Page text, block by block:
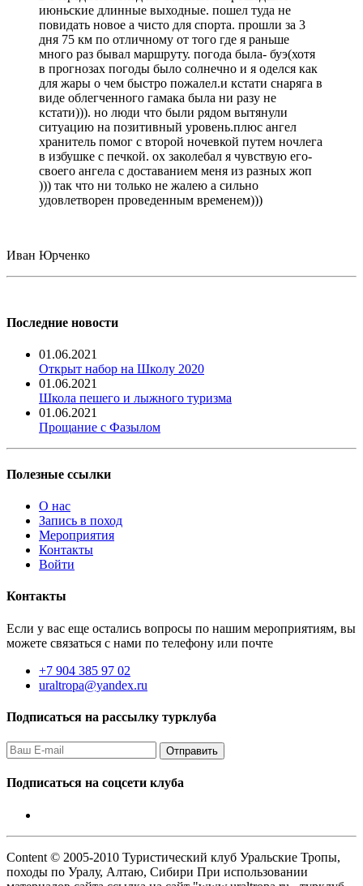
июньские длинные выходные. пошел туда не
повидать новое а чисто для спорта. прошли за 3
дня 75 км по отличному от того где я раньше
много раз бывал маршруту. погода была- буэ(хотя
в прогнозах погоды было солнечно и я оделся как
для жары о чем быстро пожалел.и кстати снаряга в
виде облегченного гамака была ни разу не
кстати))). но люди что были рядом вытянули
ситуацию на позитивный уровень.плюс ангел
хранитель помог с второй ночевкой путем ночлега
в избушке с печкой. ох заколебал я чувствую его-
своего ангела с доставанием меня из разных жоп
))) так что ни только не жалею а сильно
удовлетворен проведенным временем)))
Иван Юрченко
Последние новости
01.06.2021
Открыт набор на Школу 2020
01.06.2021
Школа пешего и лыжного туризма
01.06.2021
Прощание с Фазылом
Полезные ссылки
О нас
Запись в поход
Мероприятия
Контакты
Войти
Контакты
Если у вас еще остались вопросы по нашим мероприятиям, вы
можете связаться с нами по телефону или почте
+7 904 385 97 02
uraltropa@yandex.ru
Подписаться на рассылку турклуба
Подписаться на соцсети клуба
Content © 2005-2010 Туристический клуб Уральские Тропы,
походы по Уралу, Алтаю, Сибири При использовании